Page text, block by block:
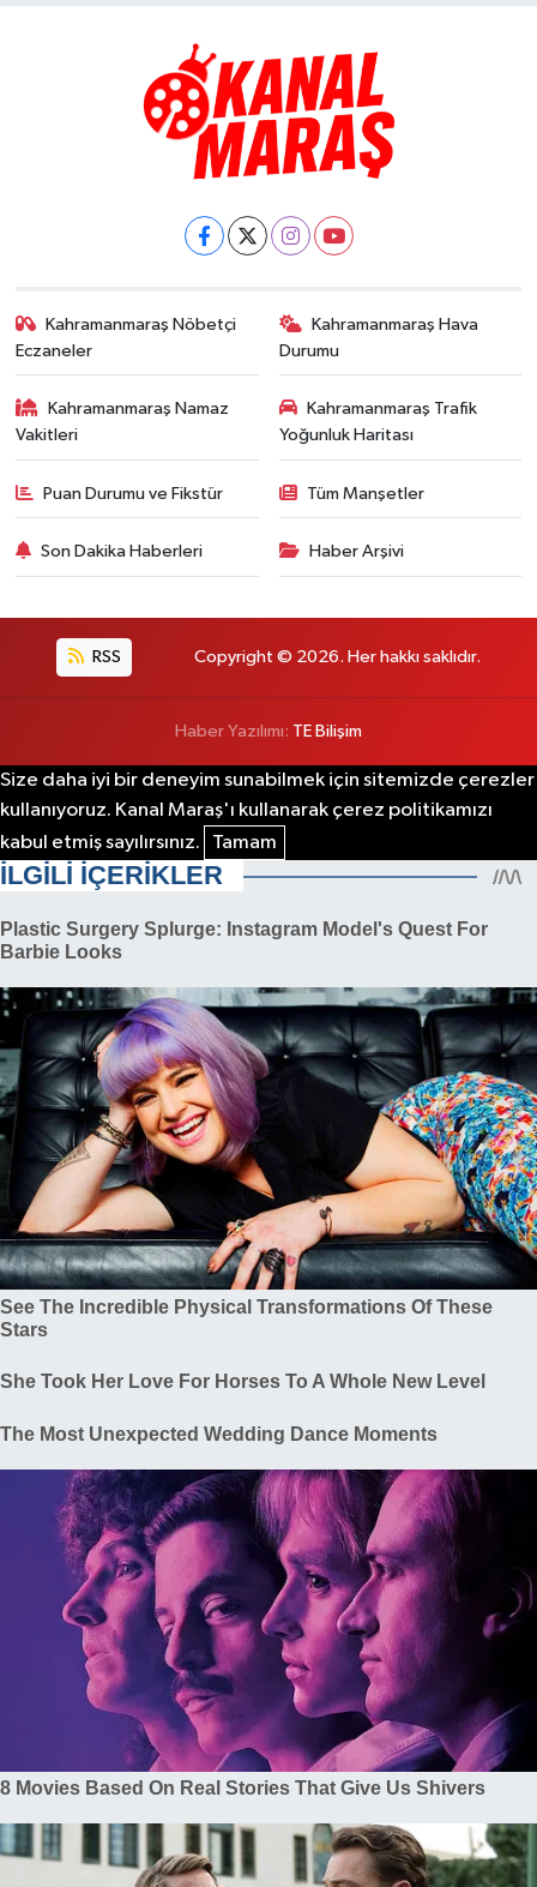
Kahramanmaraş Nöbetçi
Eczaneler
Kahramanmaraş Hava
Durumu
Kahramanmaraş Namaz
Vakitleri
Kahramanmaraş Trafik
Yoğunluk Haritası
Puan Durumu ve Fikstür Tüm Manşetler
Son Dakika Haberleri Haber Arşivi
RSS Copyright © 2026. Her hakkı saklıdır.
Haber Yazılımı: TE Bilişim
Size daha iyi bir deneyim sunabilmek için sitemizde çerezler
kullanıyoruz. Kanal Maraş'ı kullanarak çerez politikamızı
kabul etmiş sayılırsınız.
Tamam